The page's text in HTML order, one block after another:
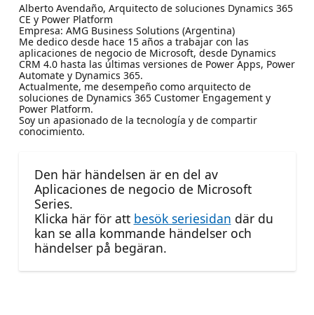
Alberto Avendaño, Arquitecto de soluciones Dynamics 365
CE y Power Platform
Empresa: AMG Business Solutions (Argentina)
Me dedico desde hace 15 años a trabajar con las
aplicaciones de negocio de Microsoft, desde Dynamics
CRM 4.0 hasta las últimas versiones de Power Apps, Power
Automate y Dynamics 365.
Actualmente, me desempeño como arquitecto de
soluciones de Dynamics 365 Customer Engagement y
Power Platform.
Soy un apasionado de la tecnología y de compartir
conocimiento.
Den här händelsen är en del av
Aplicaciones de negocio de Microsoft
Series.
Klicka här för att besök seriesidan där du
kan se alla kommande händelser och
händelser på begäran.